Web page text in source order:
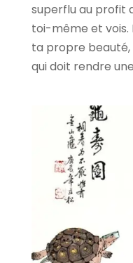
superflu au profit
toi-même et vois.
ta propre
qui doit rendre